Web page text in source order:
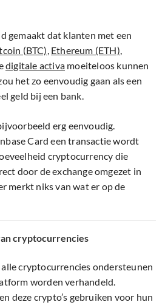
gemaakt dat klanten met een
(BTC), Ethereum (ETH),
digitale activa moeiteloos kunnen
het zo eenvoudig gaan als een
geld bij een bank.
erg eenvoudig.
Card een transactie wordt
cryptocurrency die
door de exchange omgezet in
merkt niks van wat er op de
cryptocurrencies
cryptocurrencies ondersteunen
worden verhandeld.
deze crypto’s gebruiken voor hun